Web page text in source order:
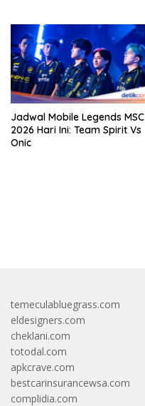
Jadwal Mobile Legends MSC
2026 Hari Ini: Team Spirit Vs
Onic
temeculabluegrass.com
eldesigners.com
cheklani.com
totodal.com
apkcrave.com
bestcarinsurancewsa.com
complidia.com